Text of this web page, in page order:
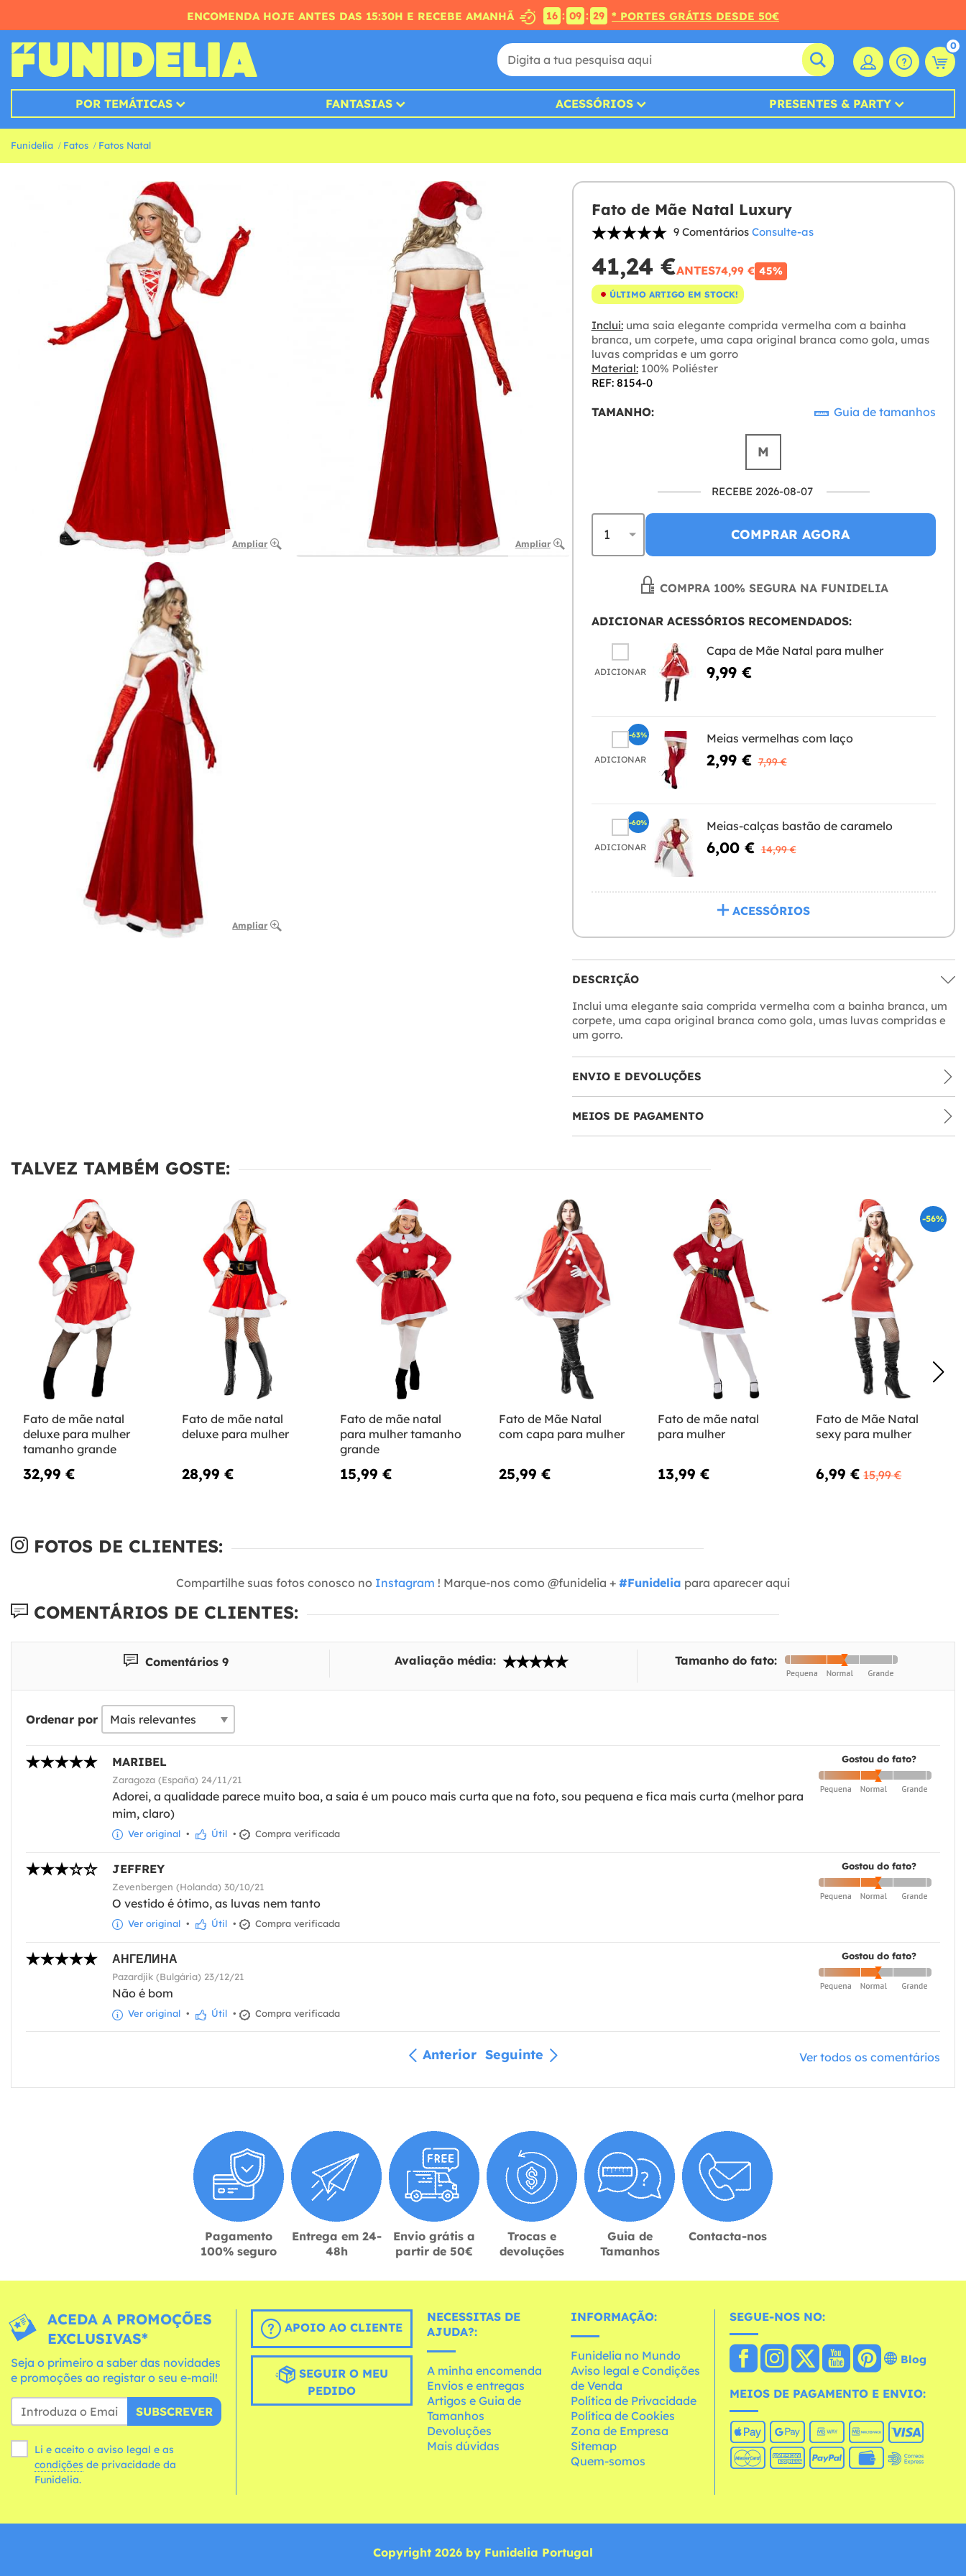
ENCOMENDA HOJE ANTES DAS 15:30H E RECEBE AMANHÃ 16 : 09 : 27 * PORTES GRÁTIS DESDE 50€
0
POR TEMÁTICAS FANTASIAS ACESSÓRIOS PRESENTES & PARTY
Funidelia Fatos Fatos Natal
Ampliar Ampliar
Ampliar
Fato de Mãe Natal Luxury
9 Comentários Consulte-as
41,24 €ANTES74,99 € 45%
ÚLTIMO ARTIGO EM STOCK!
Inclui:uma saia elegante comprida vermelha com a bainha
branca, um corpete, uma capa original branca como gola, umas
luvas compridas e um gorro
Material:100% Poliéster
REF: 8154-0
TAMANHO: Guia de tamanhos
M
RECEBE 2026-08-07
COMPRAR AGORA
COMPRA 100% SEGURA NA FUNIDELIA
ADICIONAR ACESSÓRIOS RECOMENDADOS:
ADICIONAR
Capa de Mãe Natal para mulher
9,99 €
ADICIONAR
Meias vermelhas com laço
2,99 € 7,99 €
-63%
ADICIONAR
Meias-calças bastão de caramelo
6,00 € 14,99 €
-60%
ACESSÓRIOS
DESCRIÇÃO
Inclui uma elegante saia comprida vermelha com a bainha branca, um
corpete, uma capa original branca como gola, umas luvas compridas e
um gorro.
ENVIO E DEVOLUÇÕES
MEIOS DE PAGAMENTO
TALVEZ TAMBÉM GOSTE:
Fato de mãe natal
deluxe para mulher
tamanho grande
32,99 €
Fato de mãe natal
deluxe para mulher
28,99 €
Fato de mãe natal
para mulher tamanho
grande
15,99 €
Fato de Mãe Natal
com capa para mulher
25,99 €
Fato de mãe natal
para mulher
13,99 €
-56%
Fato de Mãe Natal
sexy para mulher
6,99 € 15,99 €
FOTOS DE CLIENTES:
Compartilhe suas fotos conosco no Instagram ! Marque-nos como @funidelia + #Funidelia para aparecer aqui
COMENTÁRIOS DE CLIENTES:
Comentários 9 Avaliação média: Tamanho do fato:
Ordenar por
Gostou do fato?
MARIBEL
Zaragoza (España) 24/11/21
Adorei, a qualidade parece muito boa, a saia é um pouco mais curta que na foto, sou pequena e fica mais curta (melhor para
mim, claro)
Ver original • Útil • Compra verificada
Gostou do fato?
JEFFREY
Zevenbergen (Holanda) 30/10/21
O vestido é ótimo, as luvas nem tanto
Ver original • Útil • Compra verificada
Gostou do fato?
АНГЕЛИНА
Pazardjik (Bulgária) 23/12/21
Não é bom
Ver original • Útil • Compra verificada
Anterior Seguinte Ver todos os comentários
Pagamento
100% seguro
Entrega em 24-
48h
Envio grátis a
partir de 50€
Trocas e
devoluções
Guia de
Tamanhos
Contacta-nos
ACEDA A PROMOÇÕES
EXCLUSIVAS*
Seja o primeiro a saber das novidades
e promoções ao registar o seu e-mail!
SUBSCREVER
Li e aceito o aviso legal e as
condições
Funidelia.
APOIO AO CLIENTE
SEGUIR O MEU
PEDIDO
NECESSITAS DE
AJUDA?:
A minha encomenda
Envios e entregas
Artigos e Guia de
Tamanhos
Devoluções
Mais dúvidas
INFORMAÇÃO:
Funidelia no Mundo
Aviso legal e Condições
de Venda
Política de Privacidade
Política de Cookies
Zona de Empresa
Sitemap
Quem-somos
SEGUE-NOS NO:
Blog
MEIOS DE PAGAMENTO E ENVIO:
Copyright 2026 by Funidelia Portugal